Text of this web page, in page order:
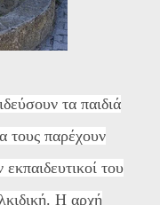
τα παιδιά
τους παρέχουν
του
Η αρχή